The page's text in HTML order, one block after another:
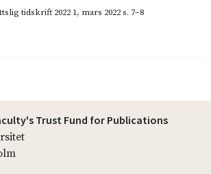
tidskrift 2022 1, mars 2022s. 7–8
Trust Fund for Publications